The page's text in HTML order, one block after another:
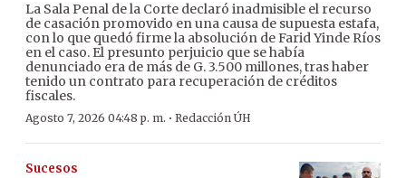
La Sala Penal de la Corte declaró inadmisible el recurso
de casación promovido en una causa de supuesta estafa,
con lo que quedó firme la absolución de Farid Yinde Ríos
en el caso. El presunto perjuicio que se había
denunciado era de más de G. 3.500 millones, tras haber
tenido un contrato para recuperación de créditos
fiscales.
Agosto 7, 2026 04:48 p. m. · Redacción ÚH
Sucesos